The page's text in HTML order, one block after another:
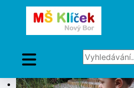
Vyhledávání...